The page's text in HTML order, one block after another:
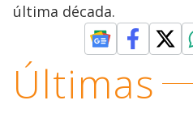
última década.
Últimas